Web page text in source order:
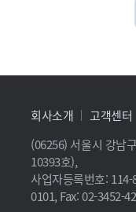
회사소개 고객센터
(06256) 서울시 강남
10393호),
사업자등록번호:
0101, Fax: 02-3452-